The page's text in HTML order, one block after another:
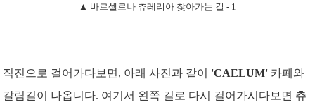
▲ 바르셀로나 츄레리아 찾아가는 길 - 1
직진으로 걸어가다보면, 아래 사진과 같이 'CAELUM' 카페와
갈림길이 나옵니다. 여기서 왼쪽 길로 다시 걸어가시다보면 츄